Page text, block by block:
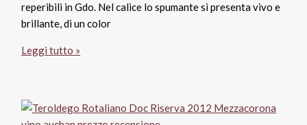
reperibili in Gdo. Nel calice lo spumante si presenta vivo e
brillante, di un color
Trento
Le
Premier
Leggi tutto »